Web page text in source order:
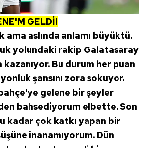
GELDİ!
ama aslında anlamı büyüktü.
yolundaki rakip Galatasaray
Bu durum her puan
şansını zora sokuyor.
gelene bir şeyler
bahsediyorum elbette. Son
kadar çok katkı yapan bir
inanamıyorum. Dün